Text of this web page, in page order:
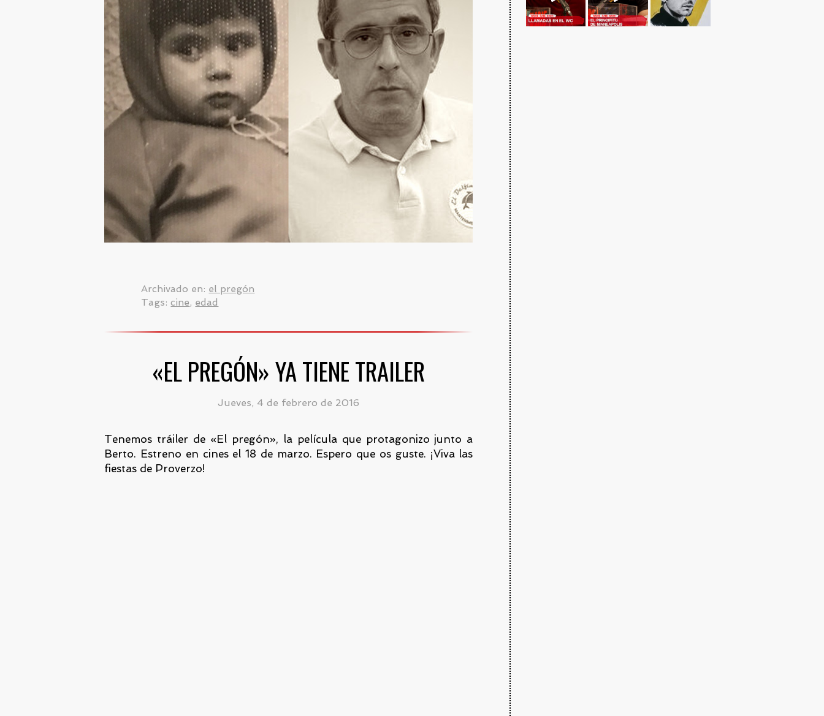
Archivado en: el pregón
Tags:cine, edad
«EL PREGÓN» YA TIENE TRAILER
Jueves, 4 de febrero de 2016
Tenemos tráiler de «El pregón», la película que protagonizo junto a
Berto. Estreno en cines el 18 de marzo. Espero que os guste. ¡Viva las
fiestas de Proverzo!